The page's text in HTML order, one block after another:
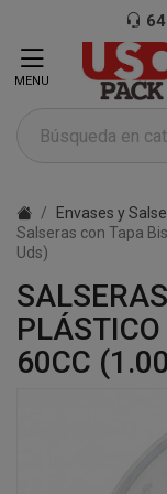
MENU
Envases y
Salseras con Tapa
Uds)
60CC